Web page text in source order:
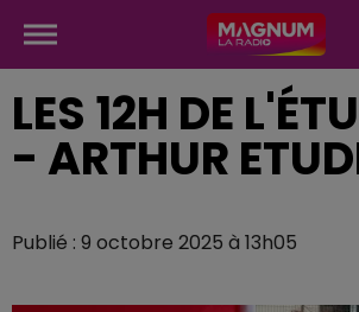
LES 12H DE
- ARTHUR
Publié : 9 octobre 2025 à 13h05